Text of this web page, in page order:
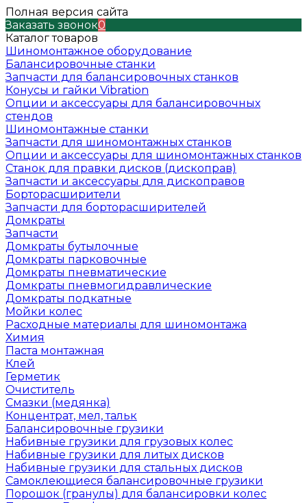
Полная версия сайта
Заказать звонок0
Каталог товаров
Шиномонтажное оборудование
Балансировочные станки
Запчасти для балансировочных станков
Конусы и гайки Vibration
Опции и аксессуары для балансировочных
стендов
Шиномонтажные станки
Запчасти для шиномонтажных станков
Опции и аксессуары для шиномонтажных станков
Станок для правки дисков (дископрав)
Запчасти и аксессуары для дископравов
Борторасширители
Запчасти для борторасширителей
Домкраты
Запчасти
Домкраты бутылочные
Домкраты парковочные
Домкраты пневматические
Домкраты пневмогидравлические
Домкраты подкатные
Мойки колес
Расходные материалы для шиномонтажа
Химия
Паста монтажная
Клей
Герметик
Очиститель
Смазки (медянка)
Концентрат, мел, тальк
Балансировочные грузики
Набивные грузики для грузовых колес
Набивные грузики для литых дисков
Набивные грузики для стальных дисков
Самоклеющиеся балансировочные грузики
Порошок (гранулы) для балансировки колес